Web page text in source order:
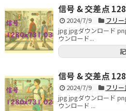
信号 & 交差点
2024/7/9 フリ
jpg jpgダウンロード
ウンロード...
信号 & 交差点
2024/7/9 フリ
jpg jpgダウンロード
ウンロード ...